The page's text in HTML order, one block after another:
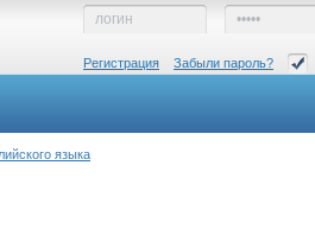
Регистрация Забыли пароль?
языка